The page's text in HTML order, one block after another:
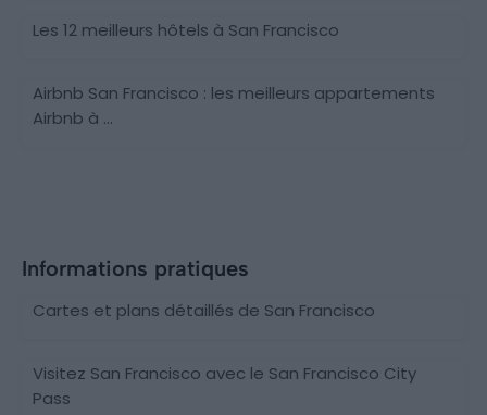
Les 12 meilleurs hôtels à San Francisco
Airbnb San Francisco : les meilleurs appartements
Airbnb à ...
Informations pratiques
Cartes et plans détaillés de San Francisco
Visitez San Francisco avec le San Francisco City
Pass